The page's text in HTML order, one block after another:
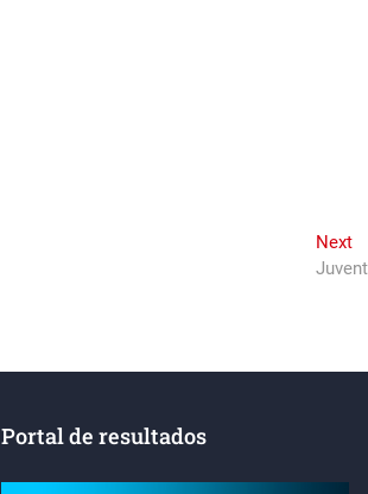
Next
Portal de resultados